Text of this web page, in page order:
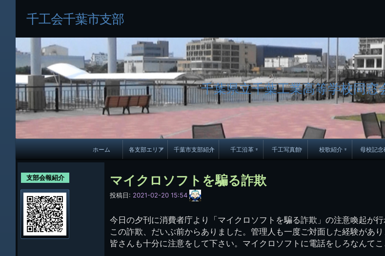
へ
ス
キ
ッ
プ
千工会千葉市支部
千葉県立千葉工業高等学校同窓
メ
イ
ン
ナ
ビ
ゲ
ー
ホーム 各支部エリア 千葉市支部紹介
会員・役員名簿
ちばし支部だより
年間行事
千工沿革
生実移転の歴史
検見川校舎時代
財団法人千工会
千工写真館
40周年
50周年
生実校舎以前 寒川校舎時代
千葉商業学校時代
生実校舎以降 生実校舎の建設
校歌紹介
県
応
母校記念
マイクロソフトを騙る詐欺
投稿日: 2021-02-20 15:54
サ
イ
管
理
人
(44E)
今日の夕刊に消費者庁より「マイクロソフトを騙る詐欺」の注意喚起が行
この詐欺、だいぶ前からありました。管理人も一度ご対面した経験があり
皆さんも十分に注意をして下さい。マイクロソフトに電話をしろなんてこ
支部会報紹介